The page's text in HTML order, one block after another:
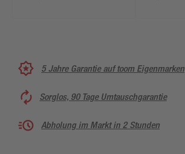
5 Jahre Garantie auf toom Eigenmarken
Sorglos, 90 Tage Umtauschgarantie
Abholung im Markt in 2 Stunden